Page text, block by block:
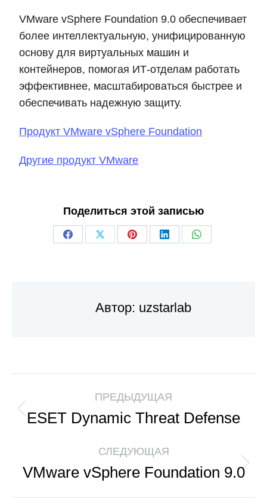
VMware vSphere Foundation 9.0 обеспечивает
более интеллектуальную, унифицированную
основу для виртуальных машин и
контейнеров, помогая ИТ-отделам работать
эффективнее, масштабироваться быстрее и
обеспечивать надежную защиту.
Продукт VMware vSphere Foundation
Другие продукт VMware
Поделиться этой записью
Автор: uzstarlab
ПРЕДЫДУЩАЯ
ESET Dynamic Threat Defense
СЛЕДУЮЩАЯ
VMware vSphere Foundation 9.0​